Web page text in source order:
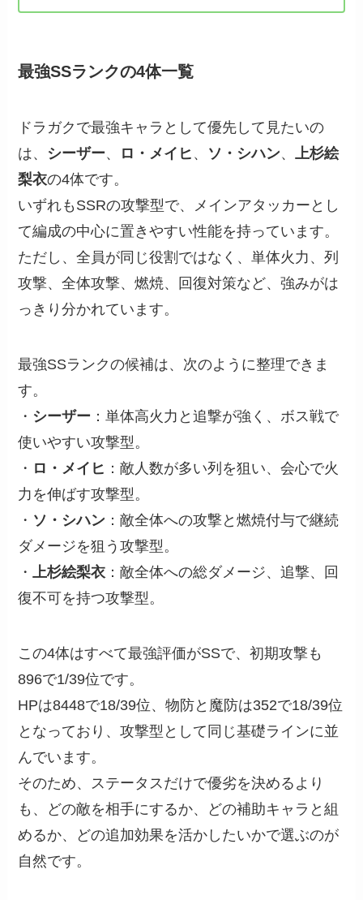
最強SSランクの4体一覧
ドラガクで最強キャラとして優先して見たいの
は、 シーザー、 ロ・メイヒ 、 ソ・シハン、上杉絵
梨衣の4体です。
いずれもSSRの攻撃型で、メインアタッカーとし
て編成の中心に置きやすい性能を持っています。
ただし、全員が同じ役割ではなく、単体火力、列
攻撃、全体攻撃、燃焼、回復対策など、強みがは
っきり分かれています。
最強SSランクの候補は、次のように整理できま
す。
・ シーザー ：単体高火力と追撃が強く、ボス戦で
使いやすい攻撃型。
・ ロ・メイヒ ：敵人数が多い列を狙い、会心で火
力を伸ばす攻撃型。
・ ソ・シハン ：敵全体への攻撃と燃焼付与で継続
ダメージを狙う攻撃型。
・
上杉絵梨衣 ：敵全体への総ダメージ、追撃、回
復不可を持つ攻撃型。
この4体はすべて最強評価がSSで、初期攻撃も
896で1/39位です。
HPは8448で18/39位、物防と魔防は352で18/39位
となっており、攻撃型として同じ基礎ラインに並
んでいます。
そのため、ステータスだけで優劣を決めるより
も、どの敵を相手にするか、どの補助キャラと組
めるか、どの追加効果を活かしたいかで選ぶのが
自然です。